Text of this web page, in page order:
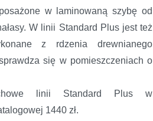
w laminowaną szybę od
W linii Standard Plus jest też
z rdzenia drewnianego
się w pomieszczeniach o
linii Standard Plus w
1440 zł.